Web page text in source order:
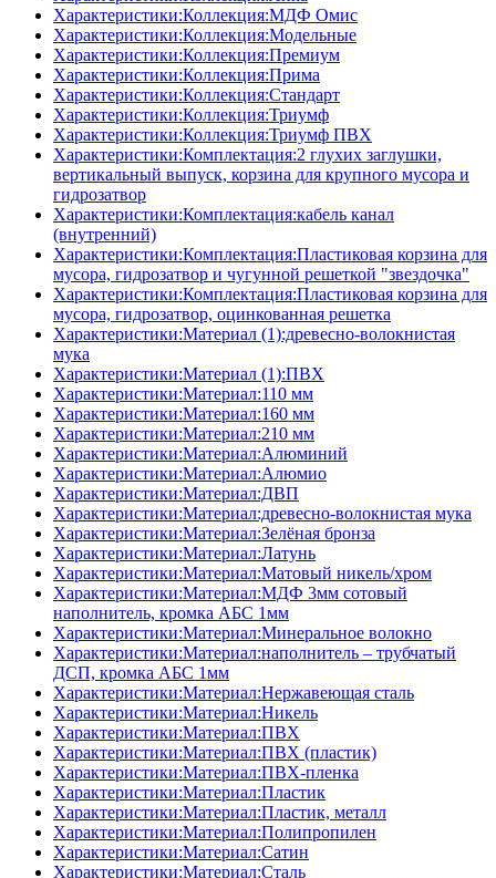
Характеристики:Коллекция:МДФ Омис
Характеристики:Коллекция:Модельные
Характеристики:Коллекция:Премиум
Характеристики:Коллекция:Прима
Характеристики:Коллекция:Стандарт
Характеристики:Коллекция:Триумф
Характеристики:Коллекция:Триумф ПВХ
Характеристики:Комплектация:2 глухих заглушки,
вертикальный выпуск, корзина для крупного мусора и
гидрозатвор
Характеристики:Комплектация:кабель канал
(внутренний)
Характеристики:Комплектация:Пластиковая корзина для
мусора, гидрозатвор и чугунной решеткой "звездочка"
Характеристики:Комплектация:Пластиковая корзина для
мусора, гидрозатвор, оцинкованная решетка
Характеристики:Материал (1):древесно-волокнистая
мука
Характеристики:Материал (1):ПВХ
Характеристики:Материал:110 мм
Характеристики:Материал:160 мм
Характеристики:Материал:210 мм
Характеристики:Материал:Алюминий
Характеристики:Материал:Алюмио
Характеристики:Материал:ДВП
Характеристики:Материал:древесно-волокнистая мука
Характеристики:Материал:Зелёная бронза
Характеристики:Материал:Латунь
Характеристики:Материал:Матовый никель/хром
Характеристики:Материал:МДФ 3мм сотовый
наполнитель, кромка AБC 1мм
Характеристики:Материал:Минеральное волокно
Характеристики:Материал:наполнитель – трубчатый
ДСП, кромка AБC 1мм
Характеристики:Материал:Нержавеющая сталь
Характеристики:Материал:Никель
Характеристики:Материал:ПВХ
Характеристики:Материал:ПВХ (пластик)
Характеристики:Материал:ПВХ-пленка
Характеристики:Материал:Пластик
Характеристики:Материал:Пластик, металл
Характеристики:Материал:Полипропилен
Характеристики:Материал:Сатин
Характеристики:Материал:Сталь